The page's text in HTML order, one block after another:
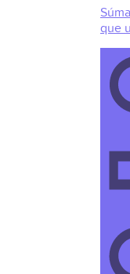
que